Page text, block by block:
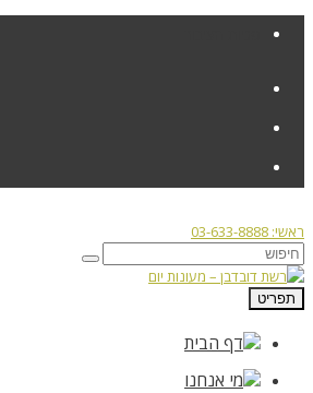
ראשי: 03-633-8888
תפריט
דף הבית
מי אנחנו